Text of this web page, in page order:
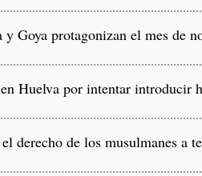
y Goya protagonizan el mes de
Huelva por intentar introducir
derecho de los musulmanes a